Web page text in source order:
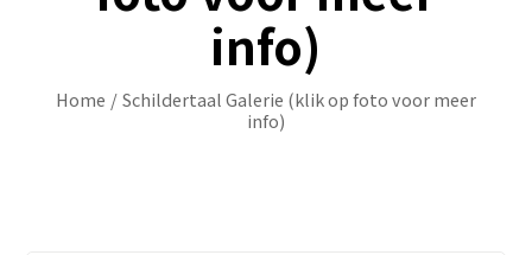
info)
Home /Schildertaal Galerie (klik op foto voor meer
info)